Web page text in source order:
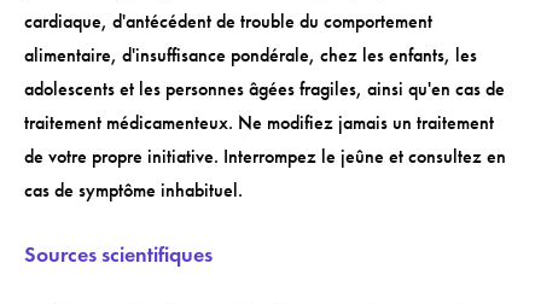
cardiaque, d'antécédent de trouble du comportement
alimentaire, d'insuffisance pondérale, chez les enfants, les
adolescents et les personnes âgées fragiles, ainsi qu'en cas de
traitement médicamenteux. Ne modifiez jamais un traitement
de votre propre initiative. Interrompez le jeûne et consultez en
cas de symptôme inhabituel.
Sources scientifiques